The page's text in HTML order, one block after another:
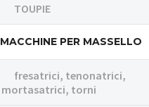
TOUPIE
MACCHINE PER MASSELLO
fresatrici, tenonatrici,
mortasatrici, torni